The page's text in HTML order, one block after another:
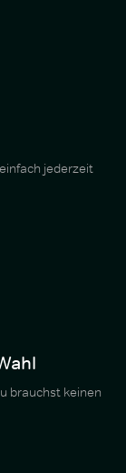
jederzeit
brauchst keinen